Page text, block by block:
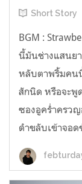
Short Story
BGM :
นี้มันช่างแสนย
หลับตาพริ้มคน
สักนิด หรือจะพู
ซองอูคร่ำครว
ดำขลับเข้าจอด